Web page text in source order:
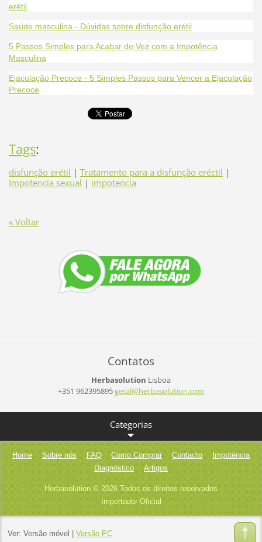
erétil
Saúde masculina - Dúvidas sobre disfunção erétil
5 Passos Simples para Acabar de Vez com a Impotência
Masculina
Ejaculação Precoce - 5 Simples Passos para Vencer a Ejaculação
Precoce
Tags:
disfunção erétil | Tratamento para a disfunção eréctil |
Impotencia sexual | impotencia
« Voltar
Contatos
Herbasolution Lisboa
+351 962395895geral@herbasolution.com
Categorias
Home Sobre nós FAQ Como Comprar Contacto
Impotência
Diagnóstico
Artigos
Herbasolution © 2026 Todos os direitos reservados
Importador Oficial
Ver: Versão móvel Versão PC